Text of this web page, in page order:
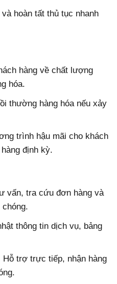
hoàn tất thủ tục nhanh
hàng về chất lượng
hóa.
thường hàng hóa nếu xảy
trình hậu mãi cho khách
định kỳ.
vấn, tra cứu đơn hàng và
thông tin dịch vụ, bảng
Hỗ trợ trực tiếp, nhận hàng